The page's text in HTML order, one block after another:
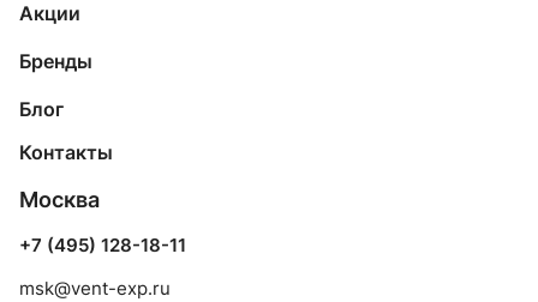
Акции
Бренды
Блог
Контакты
Москва
+7 (495) 128-18-11
msk@vent-exp.ru